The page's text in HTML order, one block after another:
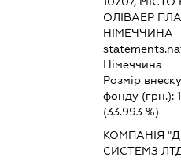
ОЛІВАЕР
НІМЕЧЧИНА
Німеччина
Розмір
фонду (грн.):
(33.993 %)
КОМПАНІЯ
СИСТЕМЗ